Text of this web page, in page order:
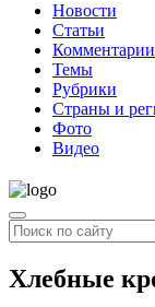
Новости
Статьи
Комментарии
Темы
Рубрики
Страны и
Фото
Видео
Хлебные